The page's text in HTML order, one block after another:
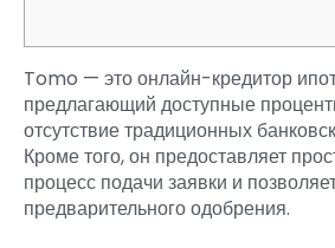
Tomo — это онлайн-кредитор
предлагающий доступные
отсутствие традиционных
Кроме того, он предоставляет
процесс подачи заявки и
предварительного одобрения.